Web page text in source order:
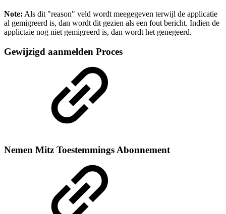
Note: Als dit "reason" veld wordt meegegeven terwijl de applicatie
al gemigreerd is, dan wordt dit gezien als een fout bericht. Indien de
applictaie nog niet gemigreerd is, dan wordt het genegeerd.
Gewijzigd aanmelden Proces
Nemen Mitz Toestemmings Abonnement